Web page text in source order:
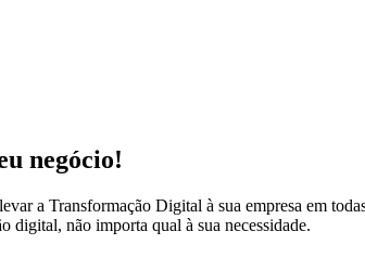
negócio!
a Transformação Digital à sua empresa em
digital, não importa qual à sua necessidade.